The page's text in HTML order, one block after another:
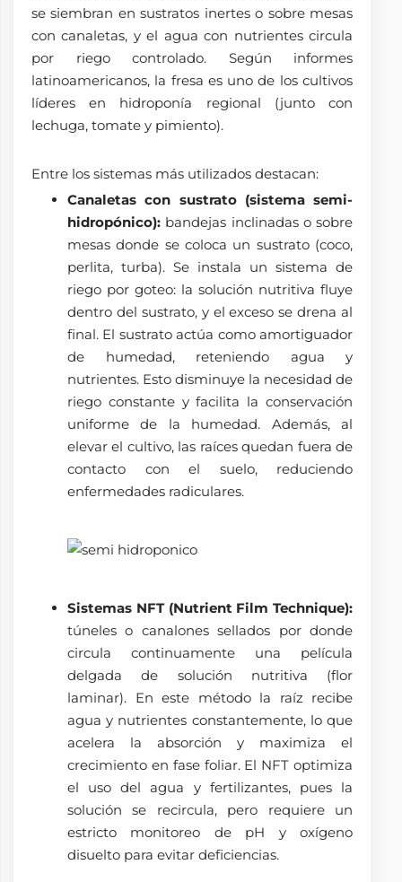
se siembran en sustratos inertes o sobre mesas
con canaletas, y el agua con nutrientes circula
por riego controlado. Según informes
latinoamericanos, la fresa es uno de los cultivos
líderes en hidroponía regional (junto con
lechuga, tomate y pimiento).
Entre los sistemas más utilizados destacan:
Canaletas con sustrato (sistema semi-
hidropónico): bandejas inclinadas o sobre
mesas donde se coloca un sustrato (coco,
perlita, turba). Se instala un sistema de
riego por goteo: la solución nutritiva fluye
dentro del sustrato, y el exceso se drena al
final. El sustrato actúa como amortiguador
de humedad, reteniendo agua y
nutrientes. Esto disminuye la necesidad de
riego constante y facilita la conservación
uniforme de la humedad. Además, al
elevar el cultivo, las raíces quedan fuera de
contacto con el suelo, reduciendo
enfermedades radiculares.
Sistemas NFT (Nutrient Film Technique):
túneles o canalones sellados por donde
circula continuamente una película
delgada de solución nutritiva (flor
laminar). En este método la raíz recibe
agua y nutrientes constantemente, lo que
acelera la absorción y maximiza el
crecimiento en fase foliar. El NFT optimiza
el uso del agua y fertilizantes, pues la
solución se recircula, pero requiere un
estricto monitoreo de pH y oxígeno
disuelto para evitar deficiencias.